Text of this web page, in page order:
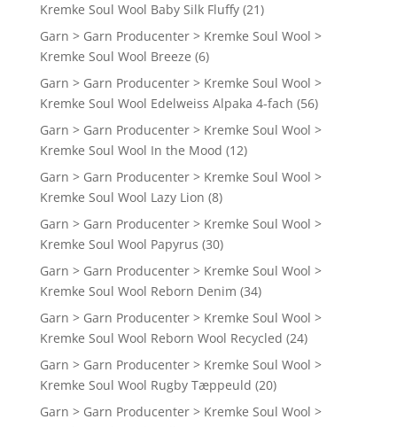
Kremke Soul Wool Baby Silk Fluffy (21)
Garn > Garn Producenter > Kremke Soul Wool >
Kremke Soul Wool Breeze (6)
Garn > Garn Producenter > Kremke Soul Wool >
Kremke Soul Wool Edelweiss Alpaka 4-fach (56)
Garn > Garn Producenter > Kremke Soul Wool >
Kremke Soul Wool In the Mood (12)
Garn > Garn Producenter > Kremke Soul Wool >
Kremke Soul Wool Lazy Lion (8)
Garn > Garn Producenter > Kremke Soul Wool >
Kremke Soul Wool Papyrus (30)
Garn > Garn Producenter > Kremke Soul Wool >
Kremke Soul Wool Reborn Denim (34)
Garn > Garn Producenter > Kremke Soul Wool >
Kremke Soul Wool Reborn Wool Recycled (24)
Garn > Garn Producenter > Kremke Soul Wool >
Kremke Soul Wool Rugby Tæppeuld (20)
Garn > Garn Producenter > Kremke Soul Wool >